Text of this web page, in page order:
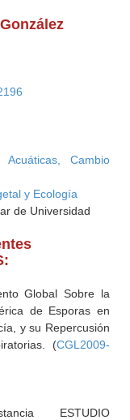
Acuáticas, Cambio
y Ecología
de Universidad
Global Sobre la
de Esporas en
y su Repercusión
(CGL2009-
ESTUDIO